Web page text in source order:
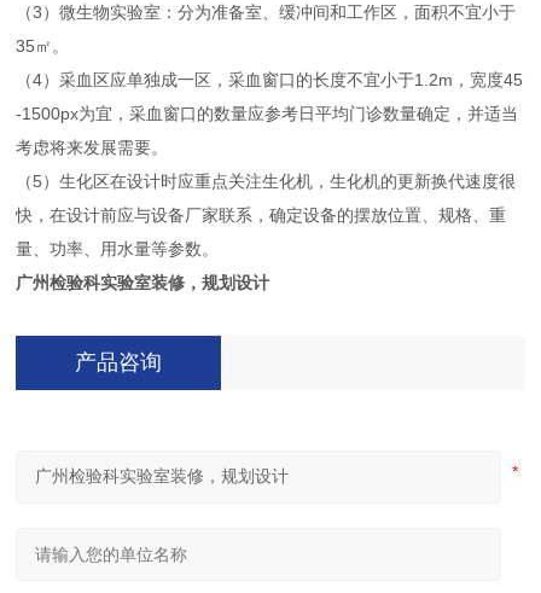
（3）微生物实验室：分为准备室、缓冲间和工作区，面积不宜小于
35㎡。
（4）采血区应单独成一区，采血窗口的长度不宜小于1.2m，宽度45
-1500px为宜，采血窗口的数量应参考日平均门诊数量确定，并适当
考虑将来发展需要。
（5）生化区在设计时应重点关注生化机，生化机的更新换代速度很
快，在设计前应与设备厂家联系，确定设备的摆放位置、规格、重
量、功率、用水量等参数。
广州检验科实验室装修，规划设计
产品咨询